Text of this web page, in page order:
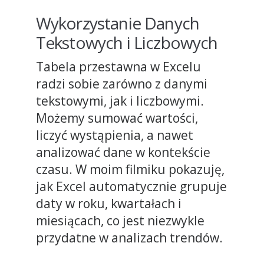
Wykorzystanie Danych
Tekstowych i Liczbowych
Tabela przestawna w Excelu
radzi sobie zarówno z danymi
tekstowymi, jak i liczbowymi.
Możemy sumować wartości,
liczyć wystąpienia, a nawet
analizować dane w kontekście
czasu. W moim filmiku pokazuję,
jak Excel automatycznie grupuje
daty w roku, kwartałach i
miesiącach, co jest niezwykle
przydatne w analizach trendów.